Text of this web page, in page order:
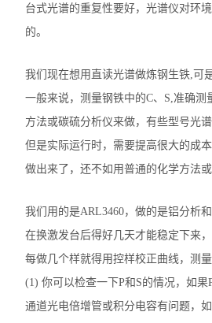
台式光谱的重复性要好，光谱仪对环
的。
我们现在想用直读光谱做炼钢生铁,可
一般来说，测量钢铁中的C、S,准确测
方法或碳硫分析仪来做，有些型号光
但是实际运行时，需要提高很大的成
做出来了，还不如用普通的化学方法
我们用的是ARL3460，做的是铝分析
在换激发台后得好几天才能稳定下来
每做几个样就得用控样校正曲线，测
(1) 你可以检查一下P和S的情况，如果
通道光电倍增管或积分电容有问题，